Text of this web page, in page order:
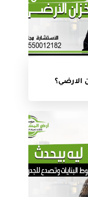
الارضي؟